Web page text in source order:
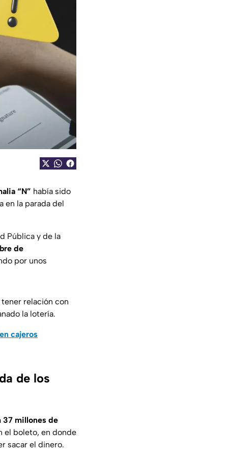
“N” había sido
en la parada del
Pública y de la
de
por unos
relación con
la lotería.
cajeros
de los
37 millones de
el boleto, en donde
sacar el dinero.